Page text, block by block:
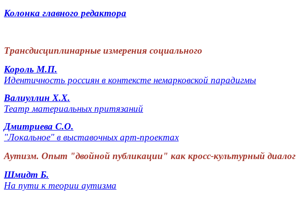
Колонка главного редактора
Трансдисциплинарные измерения социального
Король М.П.
Идентичность россиян в контексте немарковской парадигмы
Валиуллин Х.Х.
Театр материальных притязаний
Дмитриева С.О.
"Локальное" в выставочных арт-проектах
Аутизм. Опыт "двойной публикации" как кросс-культурный диалог
Шмидт Б.
На пути к теории аутизма